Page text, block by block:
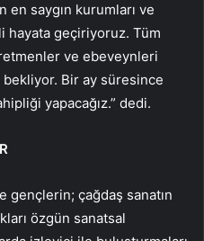
en saygın kurumları ve
hayata geçiriyoruz. Tüm
ve ebeveynleri
bekliyor. Bir ay süresince
yapacağız.” dedi.
gençlerin; çağdaş sanatın
özgün sanatsal